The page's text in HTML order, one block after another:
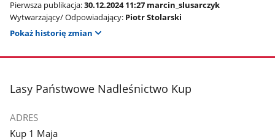
Pierwsza publikacja:30.12.2024 11:27 marcin_slusarczyk
Wytwarzający/ Odpowiadający: Piotr Stolarski
Pokaż historię zmian
stopka
Lasy Państwowe Nadleśnictwo Kup
ADRES
Kup 1 Maja